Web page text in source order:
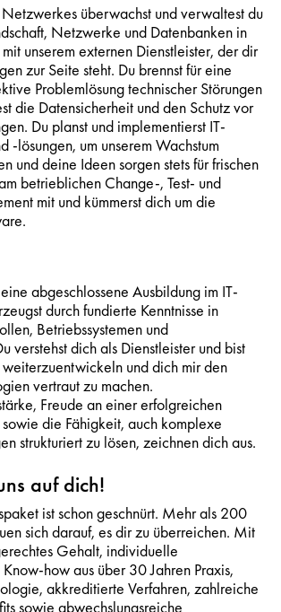
überwachst und verwaltest du
Netzwerke und Datenbanken in
unserem externen Dienstleister, der dir
zur Seite steht. Du brennst für eine
Problemlösung technischer Störungen
die Datensicherheit und den Schutz vor
Du planst und implementierst IT-
-lösungen, um unserem Wachstum
und deine Ideen sorgen stets für frischen
betrieblichen Change-, Test- und
mit und kümmerst dich um die
abgeschlossene Ausbildung im IT-
durch fundierte Kenntnisse in
Betriebssystemen und
verstehst dich als Dienstleister und bist
und dich mir den
vertraut zu machen.
Freude an einer erfolgreichen
die Fähigkeit, auch komplexe
strukturiert zu lösen, zeichnen dich aus.
auf dich!
ist schon geschnürt. Mehr als 200
sich darauf, es dir zu überreichen. Mit
Gehalt, individuelle
how aus über 30 Jahren Praxis,
akkreditierte Verfahren, zahlreiche
sowie abwechslungsreiche